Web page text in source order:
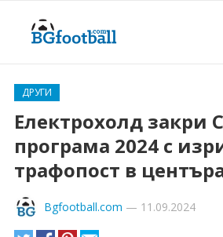
ДРУГИ
Електрохолд закри
програма 2024 с
трафопост в
Bgfootball.com — 11.09.2024